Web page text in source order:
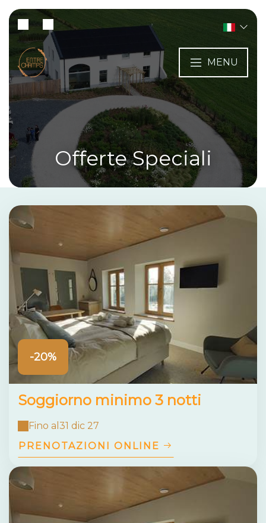
MENU
Offerte Speciali
-20%
Soggiorno minimo 3 notti
Fino al 31 dic 27
PRENOTAZIONI ONLINE